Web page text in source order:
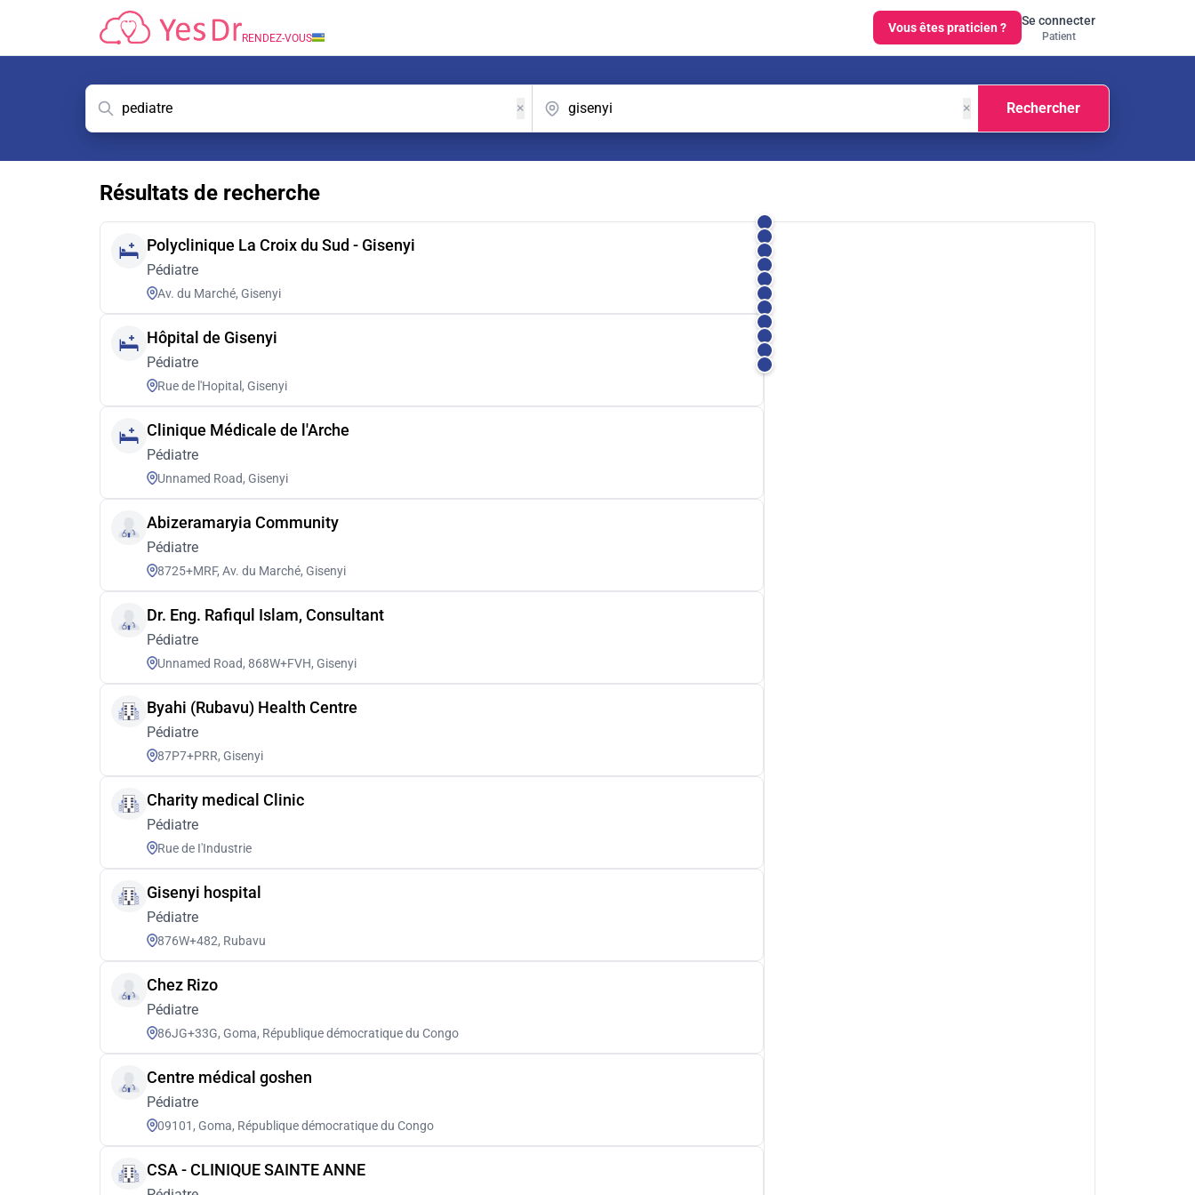
RENDEZ-VOUS
Vous êtes praticien ? Se connecter
Patient
× × Rechercher
Résultats de recherche
Polyclinique La Croix du Sud - Gisenyi
Pédiatre
Av. du Marché, Gisenyi
Hôpital de Gisenyi
Pédiatre
Rue de l'Hopital, Gisenyi
Clinique Médicale de l'Arche
Pédiatre
Unnamed Road, Gisenyi
Abizeramaryia Community
Pédiatre
8725+MRF, Av. du Marché, Gisenyi
Dr. Eng. Rafiqul Islam, Consultant
Pédiatre
Unnamed Road, 868W+FVH, Gisenyi
Byahi (Rubavu) Health Centre
Pédiatre
87P7+PRR, Gisenyi
Charity medical Clinic
Pédiatre
Rue de I'Industrie
Gisenyi hospital
Pédiatre
876W+482, Rubavu
Chez Rizo
Pédiatre
86JG+33G, Goma, République démocratique du Congo
Centre médical goshen
Pédiatre
09101, Goma, République démocratique du Congo
CSA - CLINIQUE SAINTE ANNE